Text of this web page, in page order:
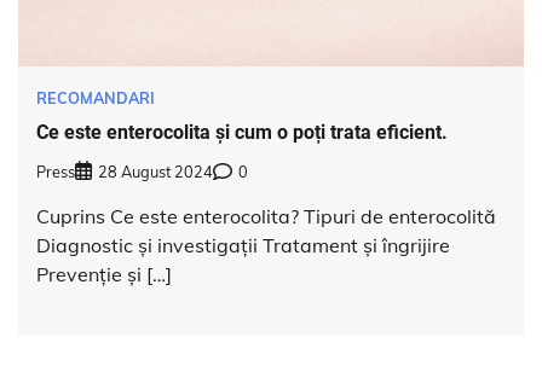
RECOMANDARI
Ce este enterocolita și cum o poți trata eficient.
Press 28 August 2024 0
Cuprins Ce este enterocolita? Tipuri de enterocolită
Diagnostic și investigații Tratament și îngrijire
Prevenție și […]